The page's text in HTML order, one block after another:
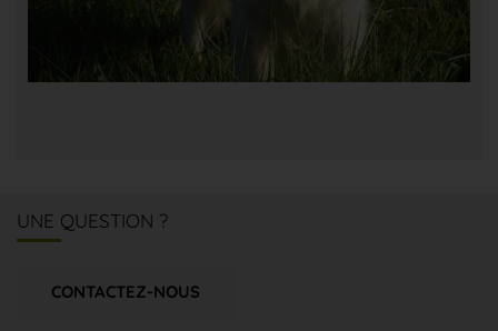
UNE QUESTION ?
CONTACTEZ-NOUS